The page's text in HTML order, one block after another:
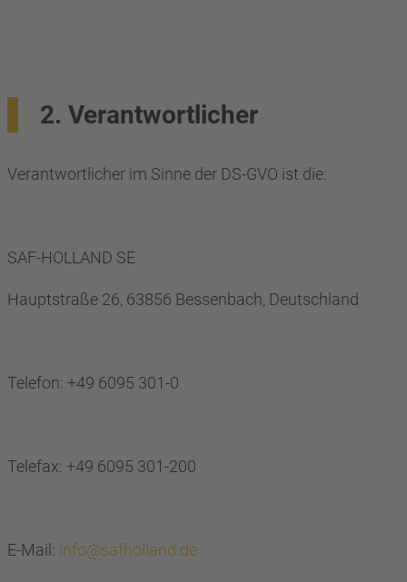
2. Verantwortlicher
Verantwortlicher im Sinne der DS-GVO ist die:
SAF-HOLLAND SE
Hauptstraße 26, 63856 Bessenbach, Deutschland
Telefon: +49 6095 301-0
Telefax: +49 6095 301-200
E-Mail: info@safholland.de